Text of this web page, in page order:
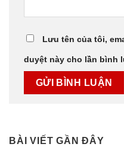
Lưu tên của tôi,
duyệt này cho lần bình
BÀI VIẾT GẦN ĐÂY